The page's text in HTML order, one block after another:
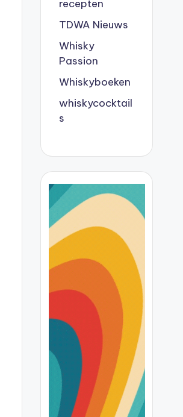
recepten
TDWA Nieuws
Whisky
Passion
Whiskyboeken
whiskycocktail
s